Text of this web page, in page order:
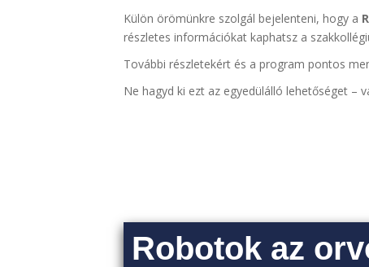
Külön örömünkre szolgál bejelenteni, hogy a
részletes információkat kaphatsz a
További részletekért és a program pontos
Ne hagyd ki ezt az egyedülálló lehetőséget –
Robotok az